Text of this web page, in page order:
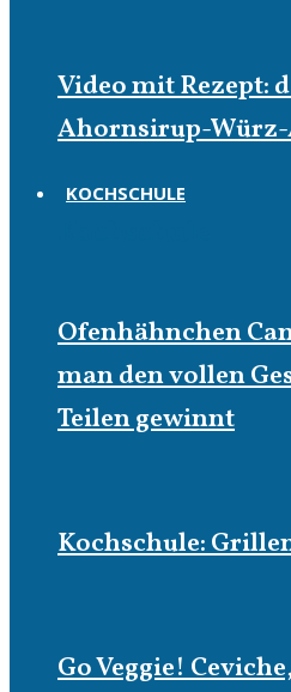
Video mit Rezept:
Ahornsirup-
KOCHSCHULE
Ofenhähnchen
man den vollen
Teilen gewinnt
Kochschule:
Go Veggie!